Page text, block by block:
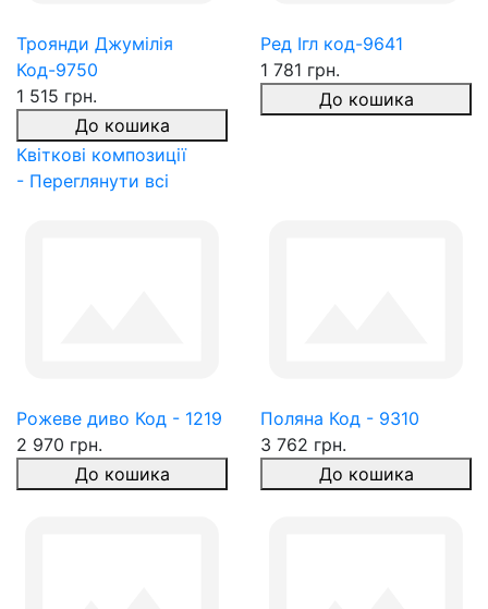
Троянди Джумілія
Код-9750
1 515 грн.
До кошика
Ред Ігл код-9641
1 781 грн.
До кошика
Квіткові композиції
- Переглянути всі
Рожеве диво Код - 1219
2 970 грн.
До кошика
Поляна Код - 9310
3 762 грн.
До кошика